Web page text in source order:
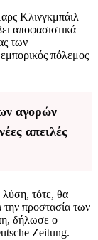
Κλινγκμπάιλ
αποφασιστικά
των
πόλεμος
αγορών
απειλές
λύση, τότε, θα
την προστασία των
δήλωσε ο
Zeitung.